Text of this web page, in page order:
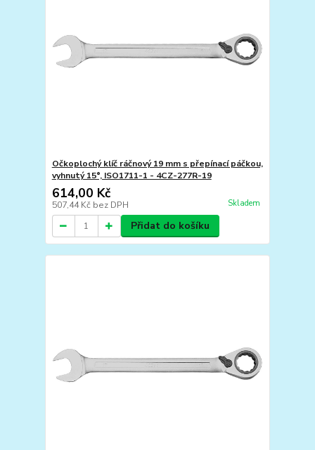
Očkoplochý klíč ráčnový 19 mm s přepínací páčkou,
vyhnutý 15°, ISO1711-1 - 4CZ-277R-19
614,00 Kč
507,44 Kč bez DPH Skladem
Přidat do košíku